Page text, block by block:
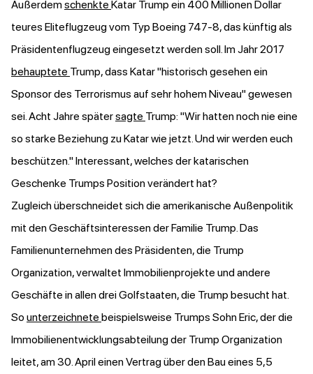
Außerdemschenkte Katar Trump ein 400 Millionen Dollar
teures Eliteflugzeug vom Typ Boeing 747-8, das künftig als
Präsidentenflugzeug eingesetzt werden soll. Im Jahr 2017
behauptete Trump, dass Katar "historisch gesehen ein
Sponsor des Terrorismus auf sehr hohem Niveau" gewesen
sei. Acht Jahre spätersagte Trump: "Wir hatten noch nie eine
so starke Beziehung zu Katar wie jetzt. Und wir werden euch
beschützen." Interessant, welches der katarischen
Geschenke Trumps Position verändert hat?
Zugleich überschneidet sich die amerikanische Außenpolitik
mit den Geschäftsinteressen der Familie Trump. Das
Familienunternehmen des Präsidenten, die Trump
Organization, verwaltet Immobilienprojekte und andere
Geschäfte in allen drei Golfstaaten, die Trump besucht hat.
So unterzeichnete beispielsweise Trumps Sohn Eric, der die
Immobilienentwicklungsabteilung der Trump Organization
leitet, am 30. April einen Vertrag über den Bau eines 5,5